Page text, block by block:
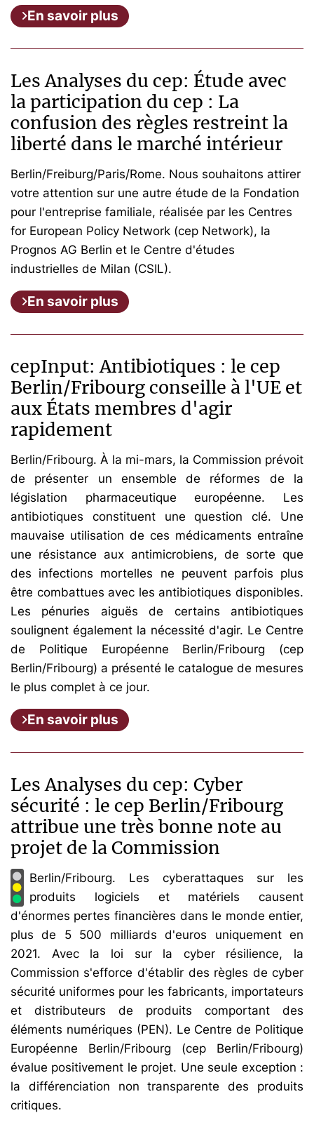
En savoir plus
Les Analyses du cep: Étude avec
la participation du cep : La
confusion des règles restreint la
liberté dans le marché intérieur
Berlin/Freiburg/Paris/Rome. Nous souhaitons attirer
votre attention sur une autre étude de la Fondation
pour l'entreprise familiale, réalisée par les Centres
for European Policy Network (cep Network), la
Prognos AG Berlin et le Centre d'études
industrielles de Milan (CSIL).
En savoir plus
cepInput: Antibiotiques : le cep
Berlin/Fribourg conseille à l'UE et
aux États membres d'agir
rapidement
Berlin/Fribourg. À la mi-mars, la Commission prévoit
de présenter un ensemble de réformes de la
législation pharmaceutique européenne. Les
antibiotiques constituent une question clé. Une
mauvaise utilisation de ces médicaments entraîne
une résistance aux antimicrobiens, de sorte que
des infections mortelles ne peuvent parfois plus
être combattues avec les antibiotiques disponibles.
Les pénuries aiguës de certains antibiotiques
soulignent également la nécessité d'agir. Le Centre
de Politique Européenne Berlin/Fribourg (cep
Berlin/Fribourg) a présenté le catalogue de mesures
le plus complet à ce jour.
En savoir plus
Les Analyses du cep: Cyber
sécurité : le cep Berlin/Fribourg
attribue une très bonne note au
projet de la Commission
Berlin/Fribourg. Les cyberattaques sur les
produits logiciels et matériels causent
d'énormes pertes financières dans le monde entier,
plus de 5 500 milliards d'euros uniquement en
2021. Avec la loi sur la cyber résilience, la
Commission s'efforce d'établir des règles de cyber
sécurité uniformes pour les fabricants, importateurs
et distributeurs de produits comportant des
éléments numériques (PEN). Le Centre de Politique
Européenne Berlin/Fribourg (cep Berlin/Fribourg)
évalue positivement le projet. Une seule exception :
la différenciation non transparente des produits
critiques.